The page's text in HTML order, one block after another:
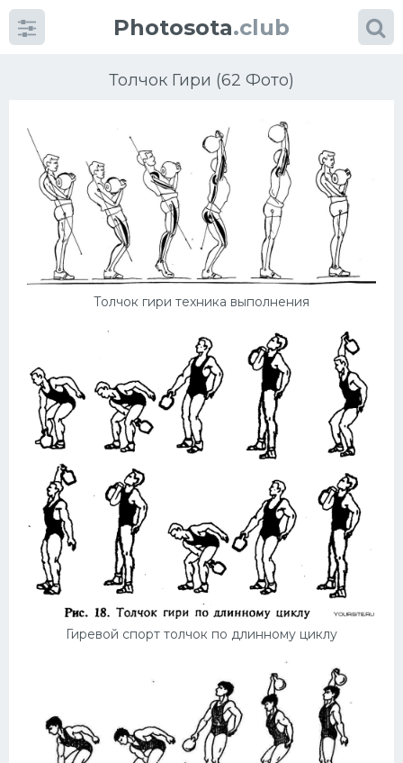
Photosota.club
Толчок Гири (62 Фото)
Толчок гири техника выполнения
Гиревой спорт толчок по длинному циклу
Категории Фото
Еще картинки...
Хоккей
Велогонки
Конькобежный спорт
Тренажеры
Интерьер квартиры